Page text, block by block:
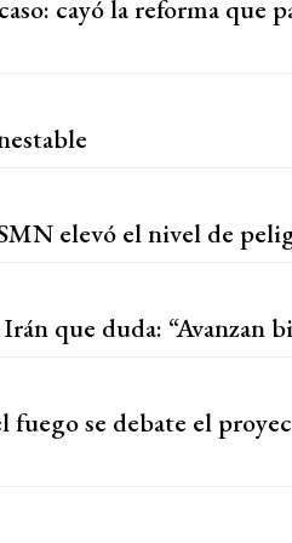
cayó la reforma que
elevó el nivel de
que duda: “Avanzan
fuego se debate el